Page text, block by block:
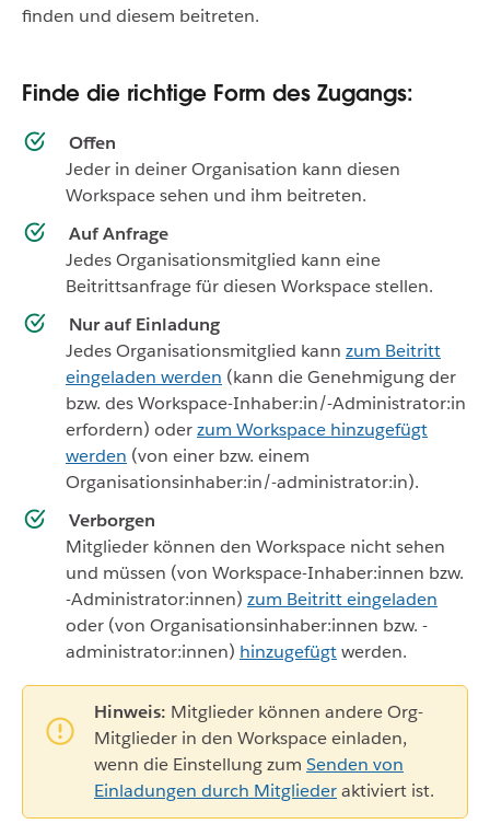
finden und diesem beitreten.
Finde die richtige Form des Zugangs:
Offen
Jeder in deiner Organisation kann diesen
Workspace sehen und ihm beitreten.
Auf Anfrage
Jedes Organisationsmitglied kann eine
Beitrittsanfrage für diesen Workspace stellen.
Nur auf Einladung
Jedes Organisationsmitglied kann zum Beitritt
eingeladen werden (kann die Genehmigung der
bzw. des Workspace-Inhaber:in/-Administrator:in
erfordern) oderzum Workspace hinzugefügt
werden (von einer bzw. einem
Organisationsinhaber:in/-administrator:in).
Verborgen
Mitglieder können den Workspace nicht sehen
und müssen (von Workspace-Inhaber:innen bzw.
-Administrator:innen) zum Beitritt eingeladen
oder (von Organisationsinhaber:innen bzw. -
administrator:innen) hinzugefügtwerden.
Hinweis: Mitglieder können andere Org-
Mitglieder in den Workspace einladen,
wenn die Einstellung zum Senden von
Einladungen durch Mitgliederaktiviert ist.